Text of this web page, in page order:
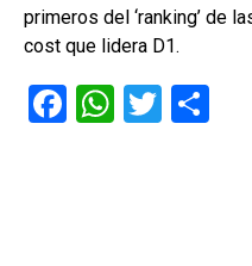
primeros del ‘ranking’ de
cost que lidera D1.
F
W
T